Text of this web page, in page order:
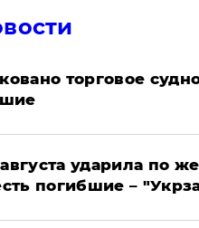
торговое
ударила по
погибшие –